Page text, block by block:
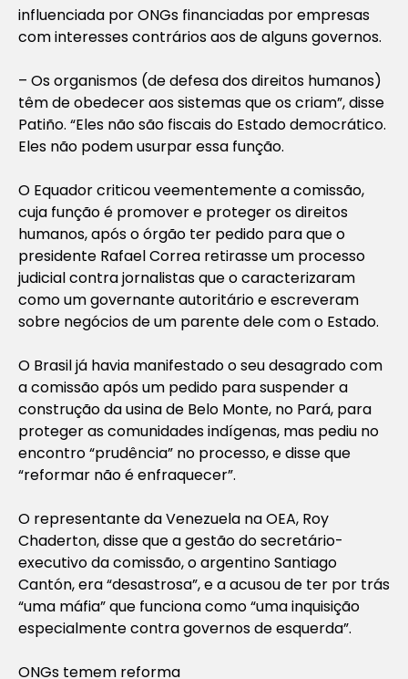
influenciada por ONGs financiadas por empresas
com interesses contrários aos de alguns governos.
– Os organismos (de defesa dos direitos humanos)
têm de obedecer aos sistemas que os criam”, disse
Patiño. “Eles não são fiscais do Estado democrático.
Eles não podem usurpar essa função.
O Equador criticou veementemente a comissão,
cuja função é promover e proteger os direitos
humanos, após o órgão ter pedido para que o
presidente Rafael Correa retirasse um processo
judicial contra jornalistas que o caracterizaram
como um governante autoritário e escreveram
sobre negócios de um parente dele com o Estado.
O Brasil já havia manifestado o seu desagrado com
a comissão após um pedido para suspender a
construção da usina de Belo Monte, no Pará, para
proteger as comunidades indígenas, mas pediu no
encontro “prudência” no processo, e disse que
“reformar não é enfraquecer”.
O representante da Venezuela na OEA, Roy
Chaderton, disse que a gestão do secretário-
executivo da comissão, o argentino Santiago
Cantón, era “desastrosa”, e a acusou de ter por trás
“uma máfia” que funciona como “uma inquisição
especialmente contra governos de esquerda”.
ONGs temem reforma